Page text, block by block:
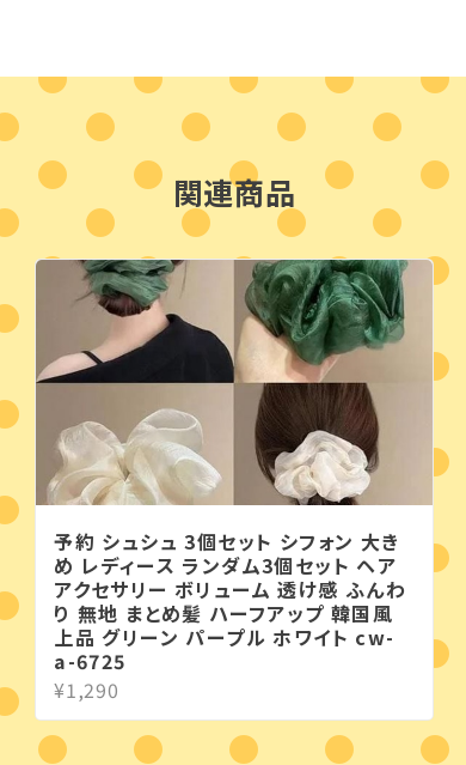
関連商品
予約 シュシュ 3個セット シフォン 大き
め レディース ランダム3個セット ヘア
アクセサリー ボリューム 透け感 ふんわ
り 無地 まとめ髪 ハーフアップ 韓国風
上品 グリーン パープル ホワイト cw-
a-6725
¥1,290